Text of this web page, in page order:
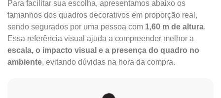
Para facilitar sua escolha, apresentamos abaixo os
tamanhos dos quadros decorativos em proporção real,
sendo segurados por uma pessoa com 1,60 m de altura.
Essa referência visual ajuda a compreender melhor a
escala, o impacto visual e a presença do quadro no
ambiente, evitando dúvidas na hora da compra.